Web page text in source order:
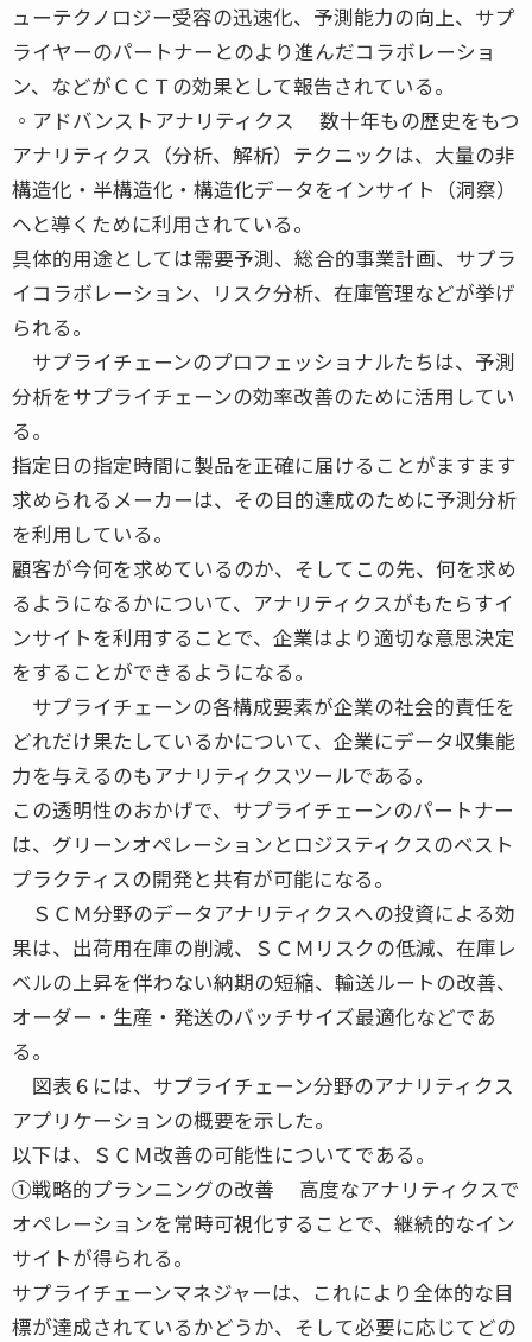
ューテクノロジー受容の迅速化、予測能力の向上、サプ
ライヤーのパートナーとのより進んだコラボレーショ
ン、などがＣＣＴの効果として報告されている。
◦アドバンストアナリティクス 数十年もの歴史をもつ
アナリティクス（分析、解析）テクニックは、大量の非
構造化・半構造化・構造化データをインサイト（洞察）
へと導くために利用されている。
具体的用途としては需要予測、総合的事業計画、サプラ
イコラボレーション、リスク分析、在庫管理などが挙げ
られる。
サプライチェーンのプロフェッショナルたちは、予測
分析をサプライチェーンの効率改善のために活用してい
る。
指定日の指定時間に製品を正確に届けることがますます
求められるメーカーは、その目的達成のために予測分析
を利用している。
顧客が今何を求めているのか、そしてこの先、何を求め
るようになるかについて、アナリティクスがもたらすイ
ンサイトを利用することで、企業はより適切な意思決定
をすることができるようになる。
サプライチェーンの各構成要素が企業の社会的責任を
どれだけ果たしているかについて、企業にデータ収集能
力を与えるのもアナリティクスツールである。
この透明性のおかげで、サプライチェーンのパートナー
は、グリーンオペレーションとロジスティクスのベスト
プラクティスの開発と共有が可能になる。
ＳＣＭ分野のデータアナリティクスへの投資による効
果は、出荷用在庫の削減、ＳＣＭリスクの低減、在庫レ
ベルの上昇を伴わない納期の短縮、輸送ルートの改善、
オーダー・生産・発送のバッチサイズ最適化などであ
る。
図表６には、サプライチェーン分野のアナリティクス
アプリケーションの概要を示した。
以下は、ＳＣＭ改善の可能性についてである。
①戦略的プランニングの改善 高度なアナリティクスで
オペレーションを常時可視化することで、継続的なイン
サイトが得られる。
サプライチェーンマネジャーは、これにより全体的な目
標が達成されているかどうか、そして必要に応じてどの